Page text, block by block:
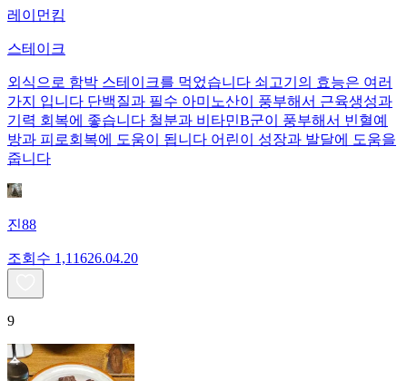
레이먼킴
스테이크
외식으로 함박 스테이크를 먹었습니다 쇠고기의 효능은 여러
가지 입니다 단백질과 필수 아미노산이 풍부해서 근육생성과
기력 회복에 좋습니다 철분과 비타민B군이 풍부해서 빈혈예
방과 피로회복에 도움이 됩니다 어린이 성장과 발달에 도움을
줍니다
진88
조회수 1,11626.04.20
9